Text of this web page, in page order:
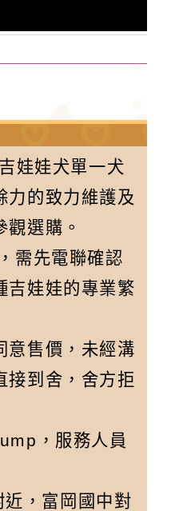
娃娃犬單一犬
力的致力維護及
選購。
需先電聯確認
吉娃娃的專業繁
意售價，未經溝
接到舍，舍方拒
，服務人員
，富岡國中對